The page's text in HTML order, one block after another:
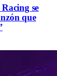
se
que